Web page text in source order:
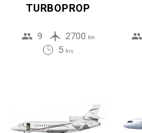
TURBOPROP
9 2700 km
5 hrs